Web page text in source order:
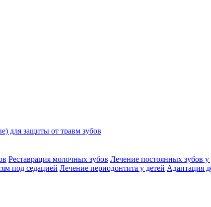
для защиты от травм зубов
Реставрация молочных зубов Лечение постоянных зубов у
под седацией Лечение периодонтита у детей Адаптация